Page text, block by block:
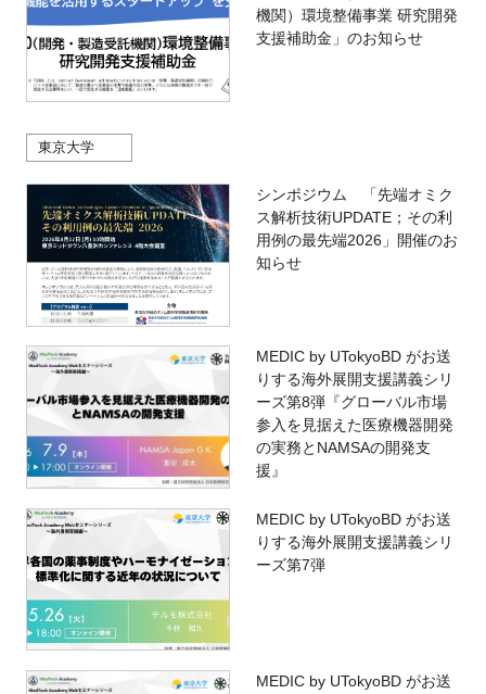
機関）環境整備事業 研究開発
支援補助金」のお知らせ
東京大学
シンポジウム 「先端オミク
ス解析技術UPDATE；その利
用例の最先端2026」開催のお
知らせ
MEDIC by UTokyoBD がお送
りする海外展開支援講義シリ
ーズ第8弾『グローバル市場
参入を見据えた医療機器開発
の実務とNAMSAの開発支
援』
MEDIC by UTokyoBD がお送
りする海外展開支援講義シリ
ーズ第7弾
MEDIC by UTokyoBD がお送